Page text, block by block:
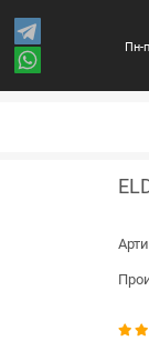
Пн-